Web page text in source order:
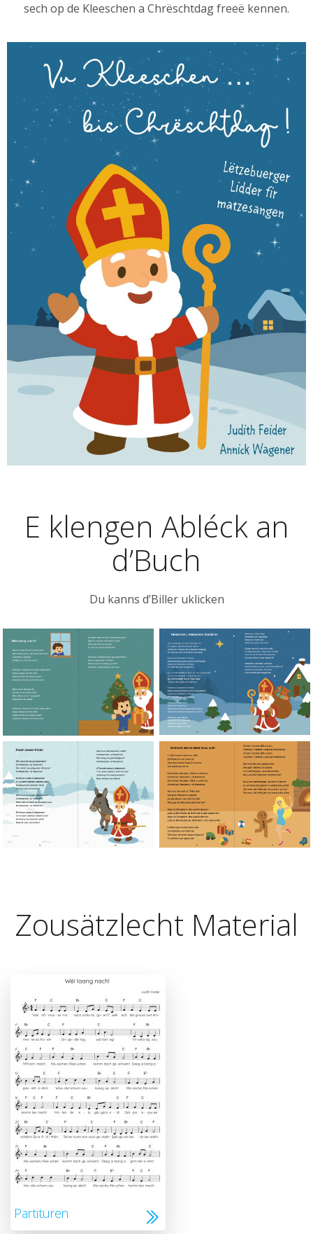
sech op de Kleeschen a Chrëschtdag freeë kennen.
E klengen Abléck an
d’Buch
Du kanns d’Biller uklicken
Zousätzlecht Material
Partituren